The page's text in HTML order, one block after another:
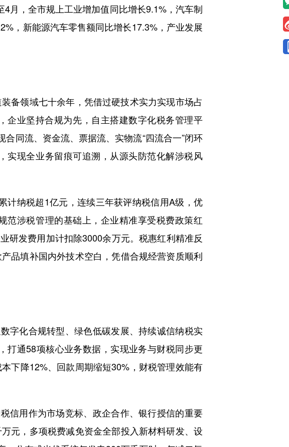
月，全市规上工业增加值同比增长9.1%，汽车制
，新能源汽车零售额同比增长17.3%，产业发展
领域七十余年，凭借过硬技术实力实现市场占
企业坚持合规为先，自主搭建数字化税务管理平
同流、资金流、票据流、实物流“四流合一”闭环
实现全业务留痕可追溯，从源头防范化解涉税风
纳税超1亿元，连续三年获评纳税信用A级，优
范涉税管理的基础上，企业精准享受税费政策红
研发费用加计扣除3000余万元。税惠红利精准反
品填补国内外技术空白，凭借合规经营资质顺利
化合规转型、绿色低碳发展、持续诚信纳税实
打通58项核心业务数据，实现业务与财税同步更
下降12%、回款周期缩短30%，财税管理效能有
用作为市场竞标、政企合作、银行授信的重要
元，多项税费减免资金全部投入新材料研发、设